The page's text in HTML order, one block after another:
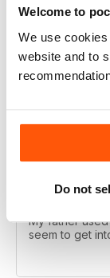
Welcome to
We use
website and to
Do not
SKEPTIC
keeping me
SKEPTIC
My father
seem to get